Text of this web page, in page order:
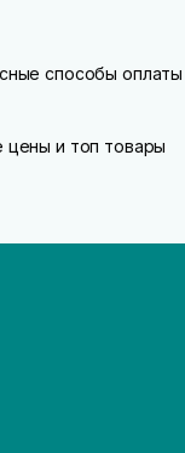
способы оплаты
цены и топ товары